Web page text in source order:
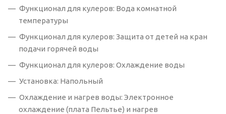
Функционал для кулеров: Вода комнатной
температуры
Функционал для кулеров: Защита от детей на кран
подачи горячей воды
Функционал для кулеров: Охлаждение воды
Установка: Напольный
Охлаждение и нагрев воды: Электронное
охлаждение (плата Пельтье) и нагрев